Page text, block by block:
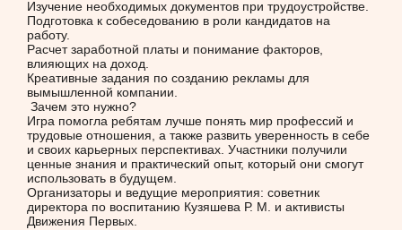
Изучение необходимых документов при трудоустройстве.
Подготовка к собеседованию в роли кандидатов на
работу.
Расчет заработной платы и понимание факторов,
влияющих на доход.
Креативные задания по созданию рекламы для
вымышленной компании.
Зачем это нужно?
Игра помогла ребятам лучше понять мир профессий и
трудовые отношения, а также развить уверенность в себе
и своих карьерных перспективах. Участники получили
ценные знания и практический опыт, который они смогут
использовать в будущем.
Организаторы и ведущие мероприятия: советник
директора по воспитанию Кузяшева Р. М. и активисты
Движения Первых.